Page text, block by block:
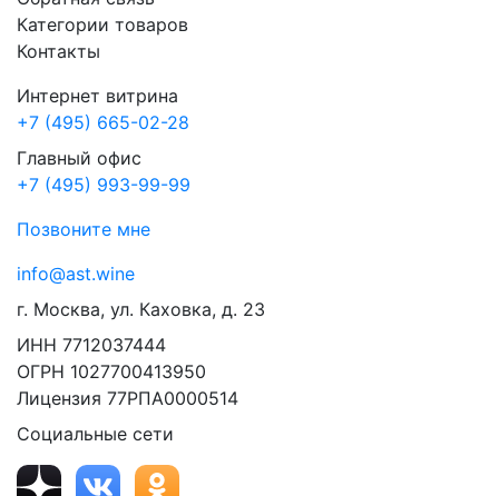
Категории товаров
Контакты
Интернет витрина
+7 (495) 665-02-28
Главный офис
+7 (495) 993-99-99
Позвоните мне
info@ast.wine
г. Москва, ул. Каховка, д. 23
ИНН 7712037444
ОГРН 1027700413950
Лицензия 77РПА0000514
Социальные сети